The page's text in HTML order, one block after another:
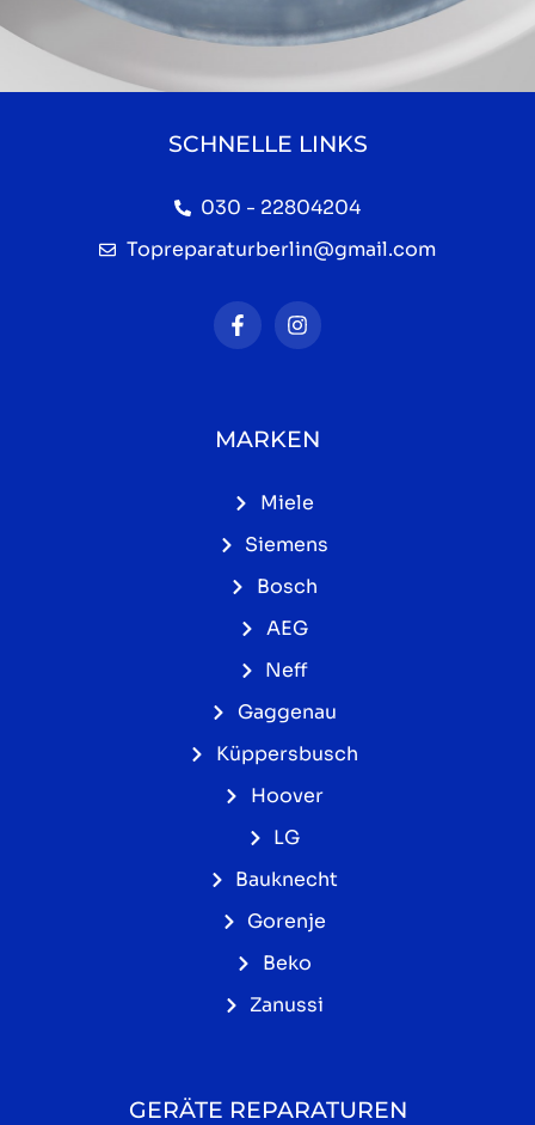
SCHNELLE LINKS
030 - 22804204
Topreparaturberlin@gmail.com
MARKEN
Miele
Siemens
Bosch
AEG
Neff
Gaggenau
Küppersbusch
Hoover
LG
Bauknecht
Gorenje
Beko
Zanussi
GERÄTE REPARATUREN